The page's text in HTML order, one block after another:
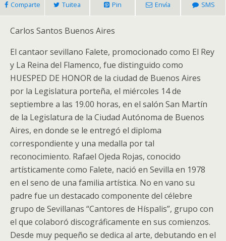
Comparte Tuitea Pin Envía SMS
Carlos Santos Buenos Aires
El cantaor sevillano Falete, promocionado como El Rey
y La Reina del Flamenco, fue distinguido como
HUESPED DE HONOR de la ciudad de Buenos Aires
por la Legislatura porteña, el miércoles 14 de
septiembre a las 19.00 horas, en el salón San Martín
de la Legislatura de la Ciudad Autónoma de Buenos
Aires, en donde se le entregó el diploma
correspondiente y una medalla por tal
reconocimiento. Rafael Ojeda Rojas, conocido
artísticamente como Falete, nació en Sevilla en 1978
en el seno de una familia artística. No en vano su
padre fue un destacado componente del célebre
grupo de Sevillanas “Cantores de Híspalis”, grupo con
el que colaboró discográficamente en sus comienzos.
Desde muy pequeño se dedica al arte, debutando en el